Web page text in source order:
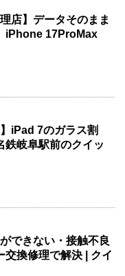
店】データそのまま
iPhone 17ProMax
iPad 7のガラス割
鉄岐阜駅前のクイッ
できない・接触不良
交換修理で解決 | クイ